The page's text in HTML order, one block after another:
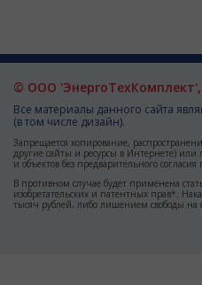
© ООО 'ЭнергоТехКомплект',
Все материалы данного сайта
(в том числе дизайн).
Запрещается копирование,
другие сайты и ресурсы в Интернете)
и объектов без предварительного согласия
В противном случае будет применена
изобретательских и патентных прав*.
тысяч рублей, либо лишением свободы на